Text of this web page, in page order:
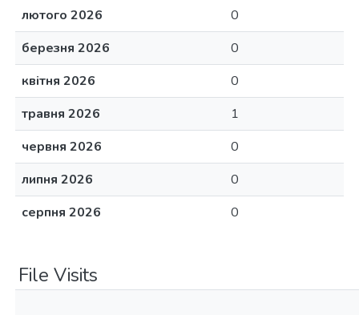
лютого 2026
0
березня 2026
0
квітня 2026
0
травня 2026
1
червня 2026
0
липня 2026
0
серпня 2026
0
File Visits